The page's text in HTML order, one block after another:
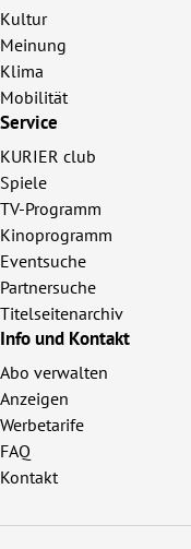
Kultur
Meinung
Klima
Mobilität
Service
KURIER club
Spiele
TV-Programm
Kinoprogramm
Eventsuche
Partnersuche
Titelseitenarchiv
Info und Kontakt
Abo verwalten
Anzeigen
Werbetarife
FAQ
Kontakt